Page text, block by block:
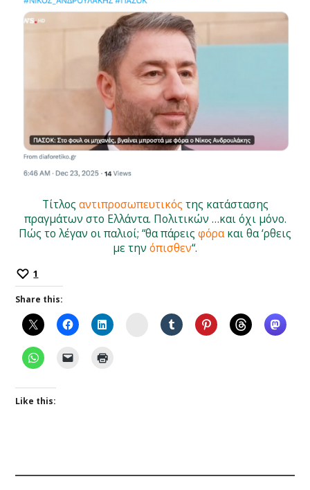
Τίτλος αντιπροσωπευτικός της κατάστασης
πραγμάτων στο Ελλάντα. Πολιτικών …και όχι μόνο.
Πώς το λέγαν οι παλιοί; “θα πάρεις φόρακαι θα ‘ρθεις
με την όπισθεν“.
1
Share this:
Instagram
Like this: